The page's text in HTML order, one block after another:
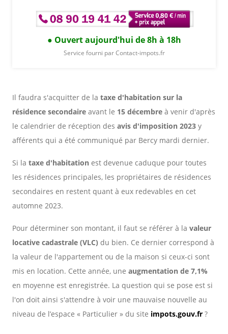
Ouvert aujourd'hui de 8h à 18h
Service fourni par Contact-impots.fr
Il faudra s'acquitter de la taxe d'habitation sur la
résidence secondaire avant le 15 décembre à venir d'après
le calendrier de réception des avis d'imposition 2023 y
afférents qui a été communiqué par Bercy mardi dernier.
Si la taxe d'habitation est devenue caduque pour toutes
les résidences principales, les propriétaires de résidences
secondaires en restent quant à eux redevables en cet
automne 2023.
Pour déterminer son montant, il faut se référer à la valeur
locative cadastrale (VLC) du bien. Ce dernier correspond à
la valeur de l'appartement ou de la maison si ceux-ci sont
mis en location. Cette année, une augmentation de 7,1%
en moyenne est enregistrée. La question qui se pose est si
l'on doit ainsi s'attendre à voir une mauvaise nouvelle au
niveau de l’espace « Particulier » du site impots.gouv.fr ?